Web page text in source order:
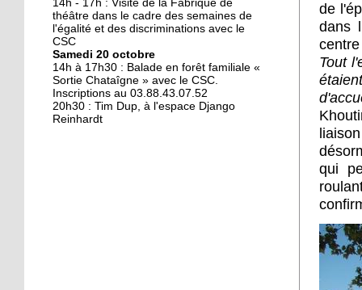
Quatre décennies au
chevet du Neuhof
18 octobre 2017
Kamisa Negra : première !
14h - 17h : Visite de la Fabrique de
théâtre dans le cadre des semaines de
l'égalité et des discriminations avec le
CSC
Samedi 20 octobre
14h à 17h30 : Balade en forêt familiale «
Sortie Chataîgne » avec le CSC.
Inscriptions au 03.88.43.07.52
20h30 : Tim Dup, à l'espace Django
Reinhardt
de
dans
Tout
qui